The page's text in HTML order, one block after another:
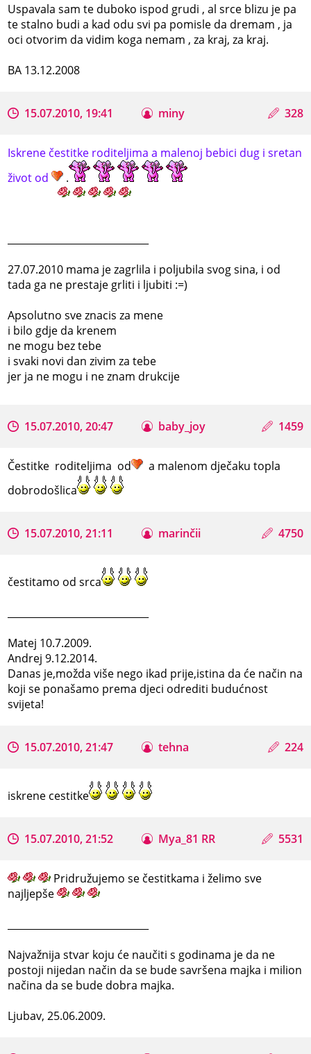
Uspavala sam te duboko ispod grudi , al srce blizu je pa
te stalno budi a kad odu svi pa pomisle da dremam , ja
oci otvorim da vidim koga nemam , za kraj, za kraj.
BA 13.12.2008
15.07.2010, 19:41 miny 328
Iskrene čestitke roditeljima a malenoj bebici dug i sretan
život od
.
27.07.2010 mama je zagrlila i poljubila svog sina, i od
tada ga ne prestaje grliti i ljubiti :=)
Apsolutno sve znacis za mene
i bilo gdje da krenem
ne mogu bez tebe
i svaki novi dan zivim za tebe
jer ja ne mogu i ne znam drukcije
15.07.2010, 20:47 baby_joy 1459
Čestitke roditeljima od
a malenom dječaku topla
dobrodošlica
15.07.2010, 21:11 marinčii 4750
čestitamo od srca
Matej 10.7.2009.
Andrej 9.12.2014.
Danas je,možda više nego ikad prije,istina da će način na
koji se ponašamo prema djeci odrediti budućnost
svijeta!
15.07.2010, 21:47 tehna 224
iskrene cestitke
15.07.2010, 21:52 Mya_81 RR 5531
Pridružujemo se čestitkama i želimo sve
najljepše
Najvažnija stvar koju će naučiti s godinama je da ne
postoji nijedan način da se bude savršena majka i milion
načina da se bude dobra majka.
Ljubav, 25.06.2009.